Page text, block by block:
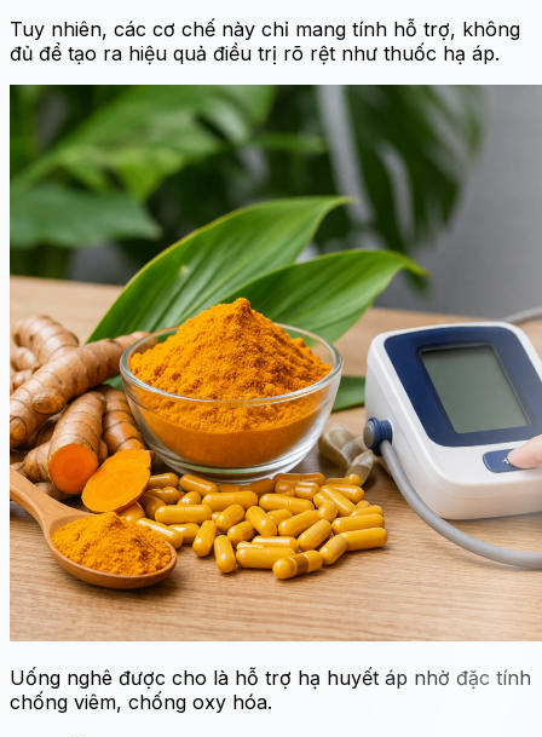
Tuy nhiên, các cơ chế này chỉ mang tính hỗ trợ, không
đủ để tạo ra hiệu quả điều trị rõ rệt như thuốc hạ áp.
Uống nghê được cho là hỗ trợ hạ huyết áp nhờ đặc tính
chống viêm, chống oxy hóa.